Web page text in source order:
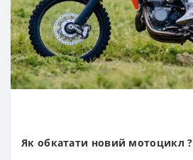
Як обкатати новий мотоцикл ?